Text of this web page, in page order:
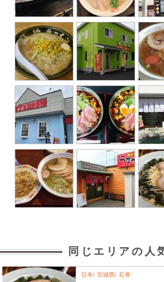
同じエリアの人
日本 宮城県 石巻